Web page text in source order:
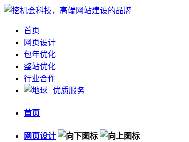
首页
网页设计
包年优化
整站优化
行业合作
优质服务
首页
网页设计